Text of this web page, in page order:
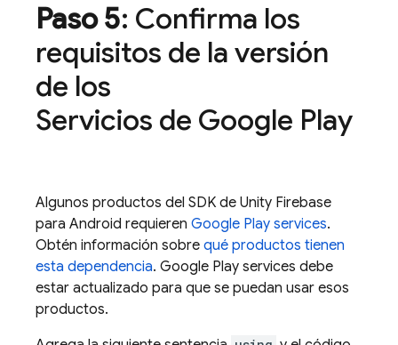
Paso 5: Confirma los
requisitos de la versión
de los
Servicios de Google Play
Algunos productos del SDK de Unity Firebase
para Android requieren Google Play services.
Obtén información sobre qué productos tienen
esta dependencia. Google Play services debe
estar actualizado para que se puedan usar esos
productos.